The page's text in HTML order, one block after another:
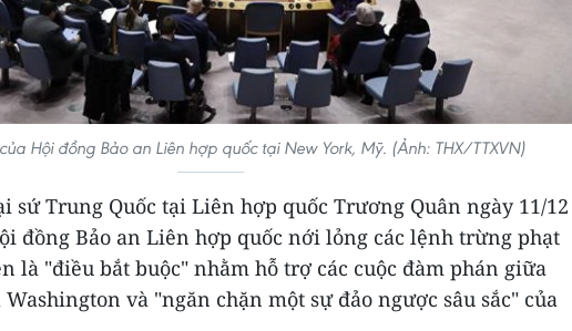
Hội đồng Bảo an Liên hợp quốc tại New York, Mỹ. (Ảnh: THX/TTXVN)
sứ Trung Quốc tại Liên hợp quốc Trương Quân ngày 11/12
đồng Bảo an Liên hợp quốc nới lỏng các lệnh trừng phạt
là "điều bắt buộc" nhằm hỗ trợ các cuộc đàm phán giữa
và "ngăn chặn một sự đảo ngược sâu sắc" của